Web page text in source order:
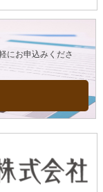
にお申込みくださ